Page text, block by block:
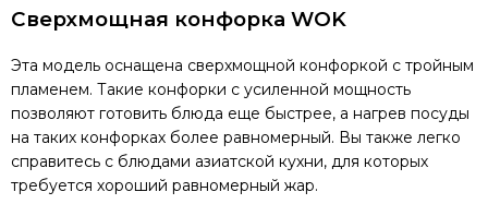
Сверхмощная конфорка WOK
Эта модель оснащена сверхмощной конфоркой с тройным
пламенем. Такие конфорки с усиленной мощность
позволяют готовить блюда еще быстрее, а нагрев посуды
на таких конфорках более равномерный. Вы также легко
справитесь с блюдами азиатской кухни, для которых
требуется хороший равномерный жар.